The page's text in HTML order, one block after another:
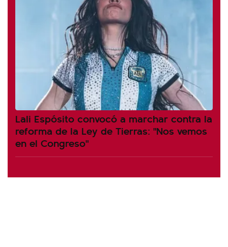
Lali Espósito convocó a marchar contra la
reforma de la Ley de Tierras: "Nos vemos
en el Congreso"